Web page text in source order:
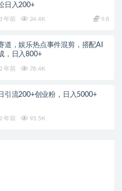
日入200+
3 年前 24.4K 9.8
道，娱乐热点事件混剪，搭配AI
，日入800+
2 年前 78.4K
引流200+创业粉，日入5000+
2 年前 93.5K